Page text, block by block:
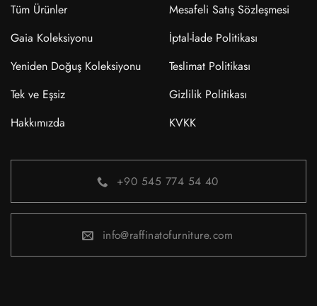
Tüm Ürünler
Gaia Koleksiyonu
Yeniden Doğuş Koleksiyonu
Tek ve Eşsiz
Hakkımızda
Mesafeli Satış Sözleşmesi
İptal-İade Politikası
Teslimat Politikası
Gizlilik Politikası
KVKK
+90 545 774 54 40
info@raffinatofurniture.com